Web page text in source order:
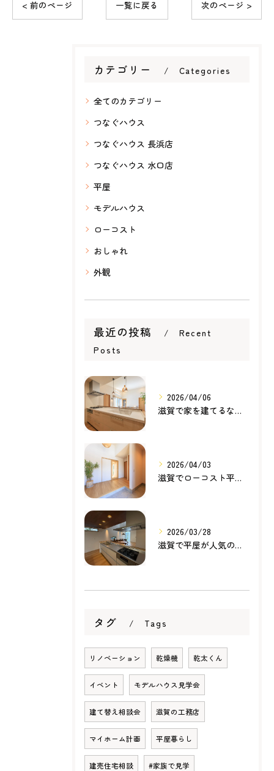
< 前のページ 一覧に戻る 次のページ >
カテゴリー Categories
全てのカテゴリー
つなぐハウス
つなぐハウス 長浜店
つなぐハウス 水口店
平屋
モデルハウス
ローコスト
おしゃれ
外観
最近の投稿
Recent
Posts
2026/04/06
滋賀で家を建てるなら知っておきたい住宅ローンの基本｜無理のない家づくりの考え方
2026/04/03
滋賀でローコスト平屋を建てるなら？無理のない価格で理想の暮らしを叶える家づくり
2026/03/28
滋賀で平屋が人気の理由とは？暮らしやすさ・家事動線・将来性から考える家づくり
タグ Tags
リノベーション 乾燥機 乾太くん
イベント モデルハウス見学会
建て替え相談会 滋賀の工務店
マイホーム計画 平屋暮らし
建売住宅相談 #家族で見学